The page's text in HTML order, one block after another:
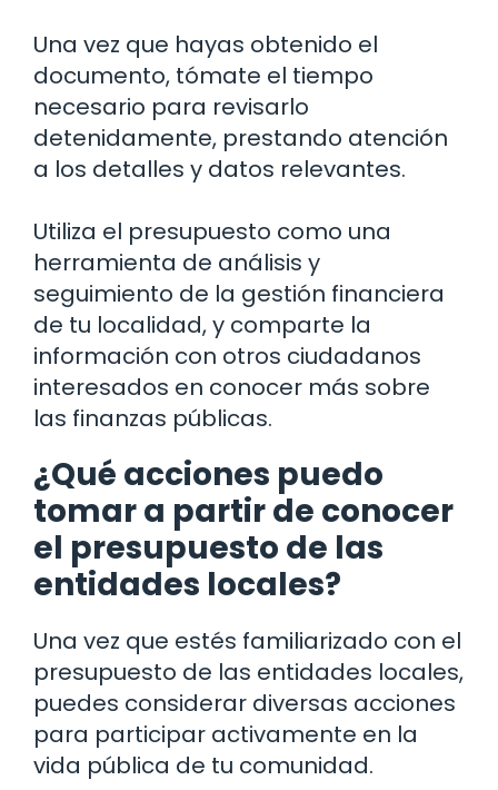
Una vez que hayas obtenido el
documento, tómate el tiempo
necesario para revisarlo
detenidamente, prestando atención
a los detalles y datos relevantes.
Utiliza el presupuesto como una
herramienta de análisis y
seguimiento de la gestión financiera
de tu localidad, y comparte la
información con otros ciudadanos
interesados en conocer más sobre
las finanzas públicas.
¿Qué acciones puedo
tomar a partir de conocer
el presupuesto de las
entidades locales?
Una vez que estés familiarizado con el
presupuesto de las entidades locales,
puedes considerar diversas acciones
para participar activamente en la
vida pública de tu comunidad.